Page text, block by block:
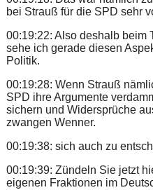
bei Strauß für die SPD sehr
00:19:22: Also deshalb beim
sehe ich gerade diesen
Politik.
00:19:28: Wenn Strauß
SPD ihre Argumente
sichern und Widersprüche
zwangen Wenner.
00:19:38: sich auch zu
00:19:39: Zündeln Sie jetzt
eigenen Fraktionen im